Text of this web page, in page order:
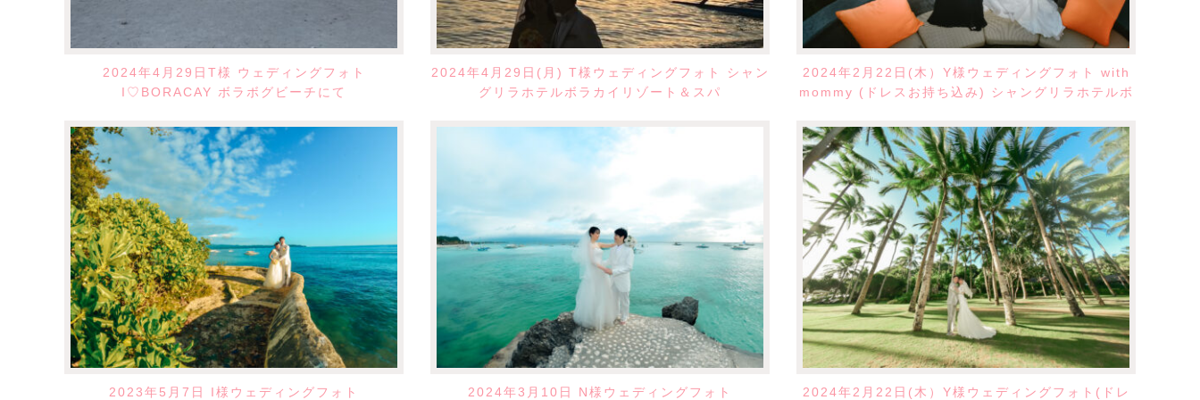
2024年4月29日T様 ウェディングフォト
I♡BORACAY ボラボグビーチにて
2024年4月29日(月) T様ウェディングフォト シャン
グリラホテルボラカイリゾート＆スパ
2024年2月22日(木）Y様ウェディングフォト with
mommy (ドレスお持ち込み) シャングリラホテルボ
2023年5月7日 I様ウェディングフォト 2024年3月10日 N様ウェディングフォト 2024年2月22日(木）Y様ウェディングフォト(ドレ